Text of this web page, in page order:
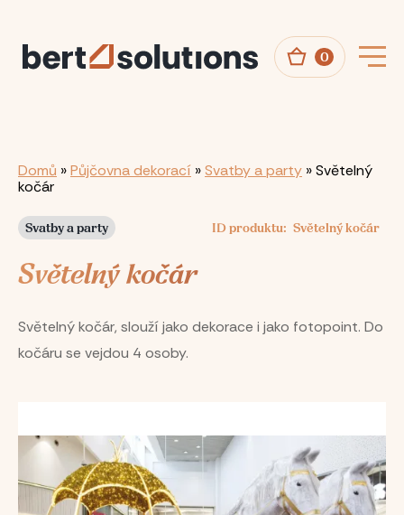
hlavnímu
obsahu
0
Drobečková
navigace
Domů Půjčovna dekorací Svatby a party
Světelný
kočár
Svatby a party ID produktu Světelný kočár
Světelný kočár
Světelný kočár, slouží jako dekorace i jako fotopoint. Do
kočáru se vejdou 4 osoby.